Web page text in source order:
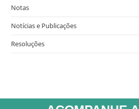
Notas
Notícias e Publicações
Resoluções